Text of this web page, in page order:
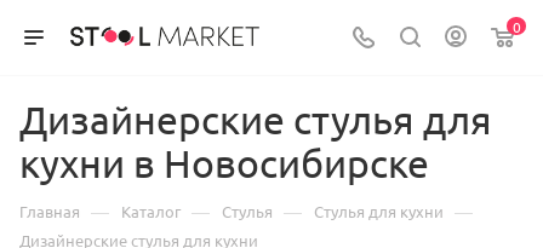
0
Дизайнерские стулья для
кухни в Новосибирске
Главная — Каталог — Стулья — Стулья для кухни —
Дизайнерские стулья для кухни